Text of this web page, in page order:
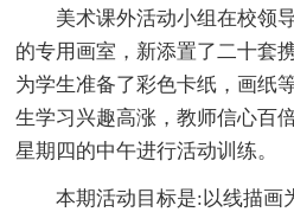
美术课外活动小组在校领
的专用画室，新添置了二十套
为学生准备了彩色卡纸，画纸
生学习兴趣高涨，教师信心百
星期四的中午进行活动训练。
本期活动目标是:以线描画